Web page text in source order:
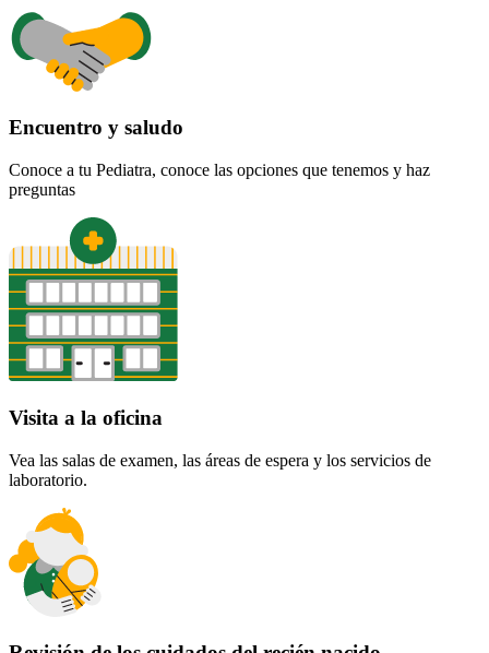
Encuentro y saludo
Conoce a tu Pediatra, conoce las opciones que tenemos y haz
preguntas
Visita a la oficina
Vea las salas de examen, las áreas de espera y los servicios de
laboratorio.